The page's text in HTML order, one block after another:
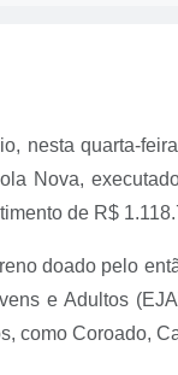
nesta quarta-
Nova,
de R$
doado pelo
e Adultos
como Coroado,